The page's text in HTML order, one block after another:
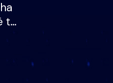
të